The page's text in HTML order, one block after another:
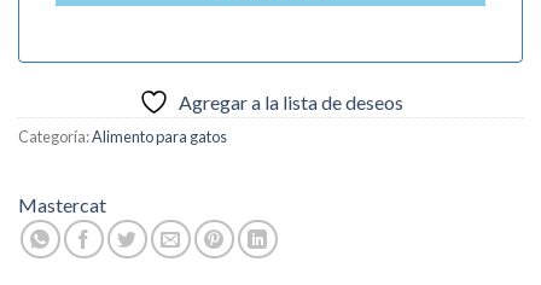
Agregar a la lista de deseos
Categoría:Alimento para gatos
Mastercat